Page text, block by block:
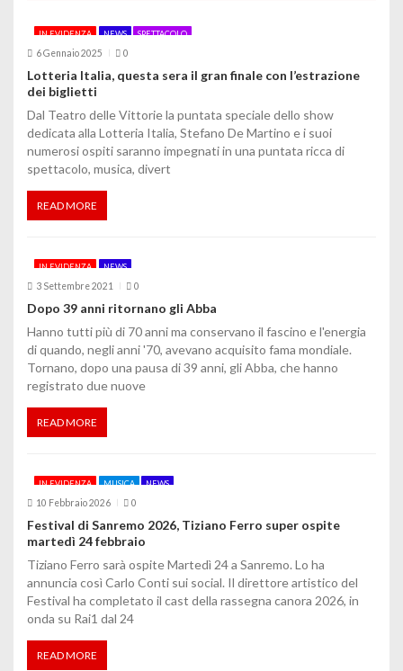
n
e
a
r
t
o
l
i
IN EVIDENZA NEWS SPETTACOLO
6 Gennaio 2025 0
Lotteria Italia, questa sera il gran finale con l’estrazione
dei biglietti
Dal Teatro delle Vittorie la puntata speciale dello show
dedicata alla Lotteria Italia, Stefano De Martino e i suoi
numerosi ospiti saranno impegnati in una puntata ricca di
spettacolo, musica, divert
READ MORE
IN EVIDENZA NEWS
3 Settembre 2021 0
Dopo 39 anni ritornano gli Abba
Hanno tutti più di 70 anni ma conservano il fascino e l'energia
di quando, negli anni '70, avevano acquisito fama mondiale.
Tornano, dopo una pausa di 39 anni, gli Abba, che hanno
registrato due nuove
READ MORE
IN EVIDENZA MUSICA NEWS
10 Febbraio 2026 0
Festival di Sanremo 2026, Tiziano Ferro super ospite
martedì 24 febbraio
Tiziano Ferro sarà ospite Martedì 24 a Sanremo. Lo ha
annuncia così Carlo Conti sui social. Il direttore artistico del
Festival ha completato il cast della rassegna canora 2026, in
onda su Rai1 dal 24
READ MORE